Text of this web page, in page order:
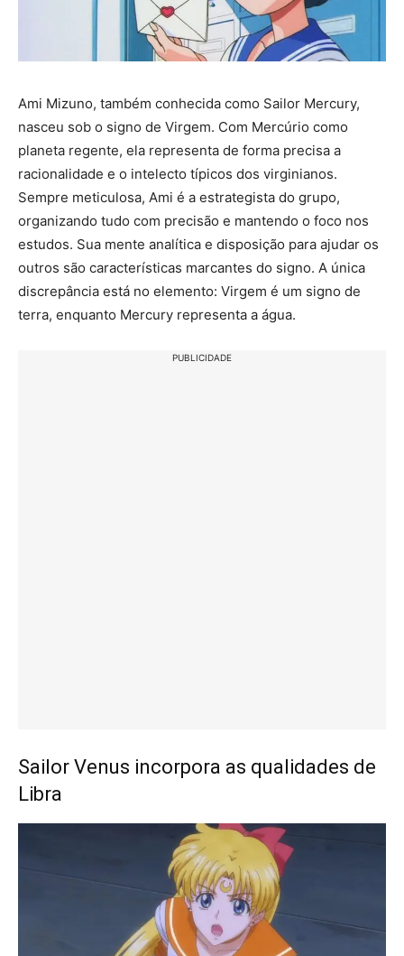
Ami Mizuno, também conhecida como Sailor Mercury,
nasceu sob o signo de Virgem. Com Mercúrio como
planeta regente, ela representa de forma precisa a
racionalidade e o intelecto típicos dos virginianos.
Sempre meticulosa, Ami é a estrategista do grupo,
organizando tudo com precisão e mantendo o foco nos
estudos. Sua mente analítica e disposição para ajudar os
outros são características marcantes do signo. A única
discrepância está no elemento: Virgem é um signo de
terra, enquanto Mercury representa a água.
PUBLICIDADE
Sailor Venus incorpora as qualidades de
Libra